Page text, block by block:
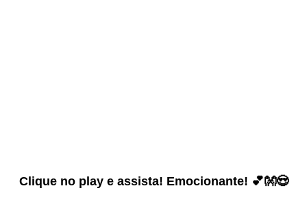
Clique no play e assista! Emocionante! 💕👐😍